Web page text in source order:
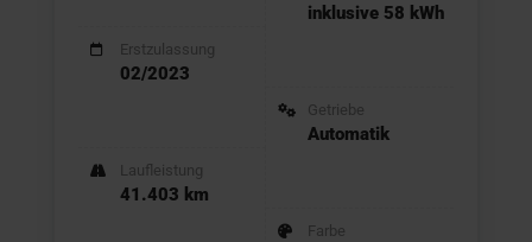
Erstzulassung
02/2023
Laufleistung
41.403 km
inklusive 58 kWh
Getriebe
Automatik
Farbe